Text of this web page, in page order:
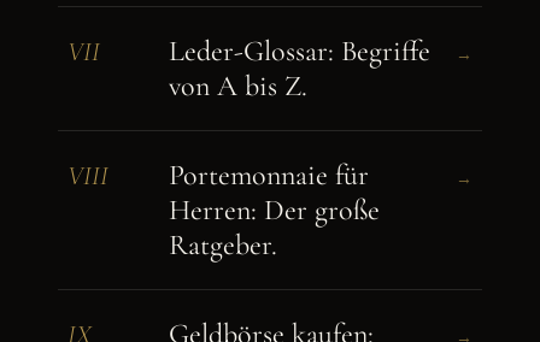
VII
Leder-Glossar: Begriffe
von A bis Z.
→
VIII
Portemonnaie für
Herren: Der große
Ratgeber.
→
IX
Geldbörse kaufen:
→